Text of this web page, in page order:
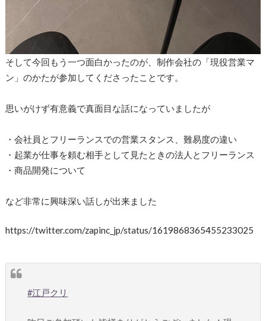
そして今回もう一つ面白かったのが、制作会社の「現役営業マ
ン」のかたが参加してくださったことです。
思いがけず有意義で真面目な話になっていましたが
・会社員とフリーランスでの営業スタンス、難易度の違い
・起業が仕事を頼む相手として見たときの法人とフリーランス
・商品開発について
など非常に興味深い話しが出来ました
https://twitter.com/zapinc_jp/status/1619868365455233025
#江戸クリ